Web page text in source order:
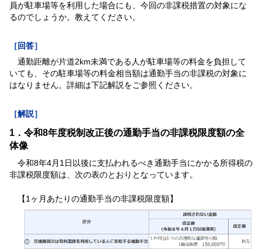
員が駐車場等を利用した場合にも、今回の非課税措置の対象にな
るのでしょうか。教えてください。
［回答］
通勤距離が片道2km未満である人が駐車場等の料金を負担して
いても、その駐車場等の料金相当額は通勤手当の非課税の対象に
はなりません。詳細は下記解説をご参照ください。
［解説］
1．令和8年度税制改正後の通勤手当の非課税限度額の全
体像
令和8年4月1日以後に支払われるべき通勤手当にかかる所得税の
非課税限度額は、次の表のとおりとなっています。
【1ヶ月あたりの通勤手当の非課税限度額】